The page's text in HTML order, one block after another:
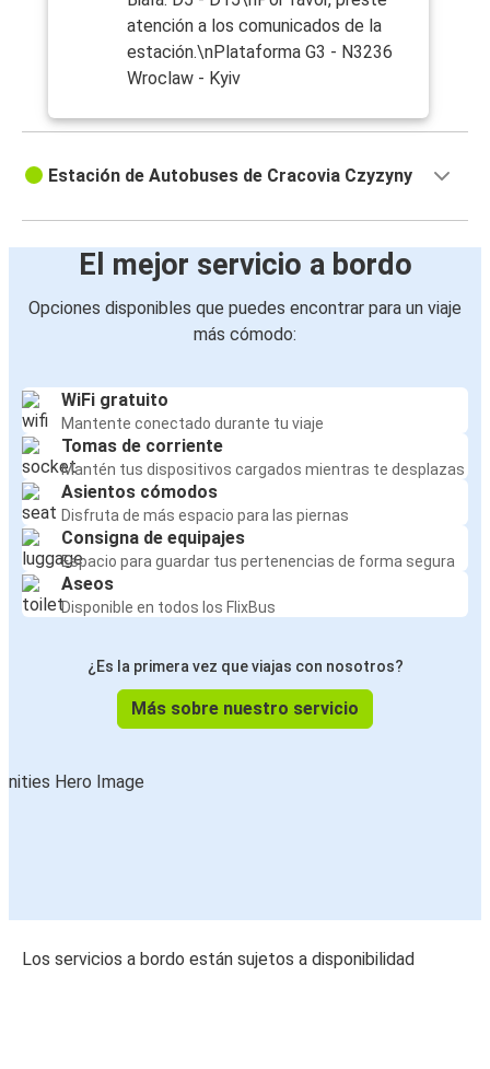
atención a los comunicados de la
estación.\nPlataforma G3 - N3236
Wroclaw - Kyiv
Estación de Autobuses de Cracovia Czyzyny
El mejor servicio a bordo
Opciones disponibles que puedes encontrar para un viaje
más cómodo:
WiFi gratuito
Mantente conectado durante tu viaje
Tomas de corriente
Mantén tus dispositivos cargados mientras te desplazas
Asientos cómodos
Disfruta de más espacio para las piernas
Consigna de equipajes
Espacio para guardar tus pertenencias de forma segura
Aseos
Disponible en todos los FlixBus
¿Es la primera vez que viajas con nosotros?
Más sobre nuestro servicio
Los servicios a bordo están sujetos a disponibilidad